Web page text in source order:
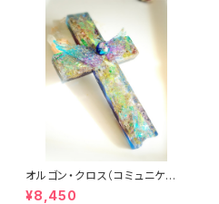
オルゴン・クロス（コミュニケー
ション）
¥8,450